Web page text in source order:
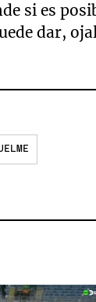
si es
dar,